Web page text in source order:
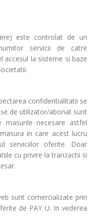
este controlat de un
servicii de catre
accesul la sisteme si baze
confidentialitatii se
de utilizator/abonat sunt
masurile necesare astfel
in care acest lucru
serviciilor oferite. Doar
cu privire la tranzactii si
sunt comercializate prin
de PAY U. In vederea